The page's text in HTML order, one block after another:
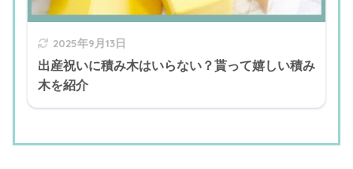
2025年9月13日
出産祝いに積み木はいらない？貰って嬉しい積み
木を紹介